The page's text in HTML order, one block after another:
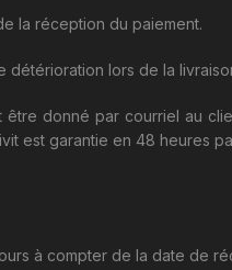
la réception du paiement.
lors de la
donné par courriel au
est garantie en 48 heures
à compter de la date de